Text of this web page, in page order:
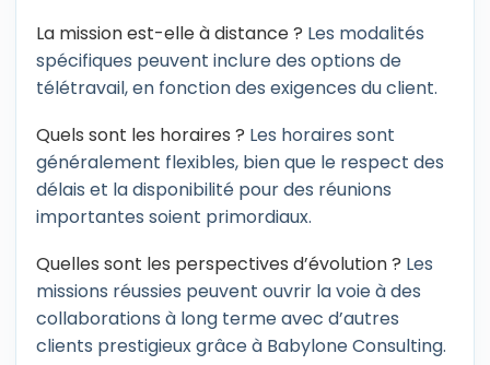
La mission est-elle à distance ? Les modalités
spécifiques peuvent inclure des options de
télétravail, en fonction des exigences du client.
Quels sont les horaires ? Les horaires sont
généralement flexibles, bien que le respect des
délais et la disponibilité pour des réunions
importantes soient primordiaux.
Quelles sont les perspectives d’évolution ? Les
missions réussies peuvent ouvrir la voie à des
collaborations à long terme avec d’autres
clients prestigieux grâce à Babylone Consulting.